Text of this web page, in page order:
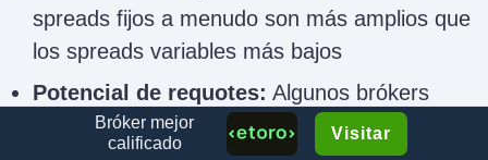
Bróker mejor
calificado
Visitar
spreads fijos a menudo son más amplios que
los spreads variables más bajos
Potencial de requotes: Algunos brókers
pueden retrasar la ejecución o requote